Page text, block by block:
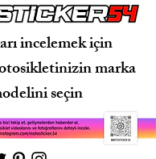
incelemek için
marka
seçin